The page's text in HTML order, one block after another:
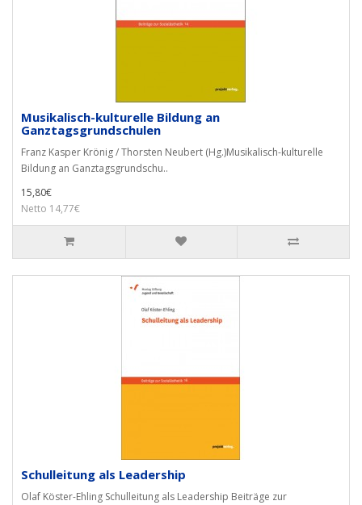
Musikalisch-kulturelle Bildung an
Ganztagsgrundschulen
Franz Kasper Krönig / Thorsten Neubert (Hg.)Musikalisch-kulturelle
Bildung an Ganztagsgrundschu..
15,80€
Netto 14,77€
Schulleitung als Leadership
Olaf Köster-Ehling Schulleitung als Leadership Beiträge zur